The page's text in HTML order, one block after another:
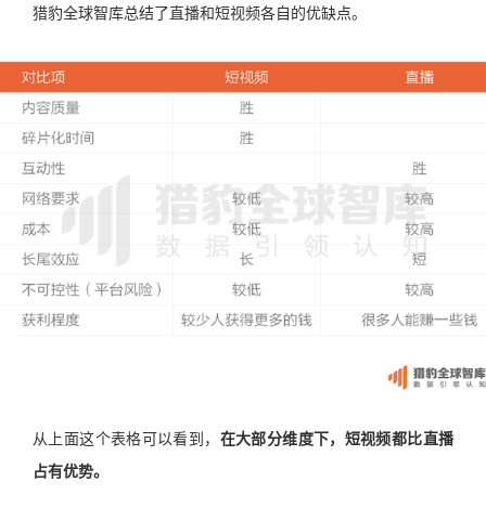
猎豹全球智库总结了直播和短视频各自的优缺点。
从上面这个表格可以看到， 在大部分维度下，短视频都比直播
占有优势。